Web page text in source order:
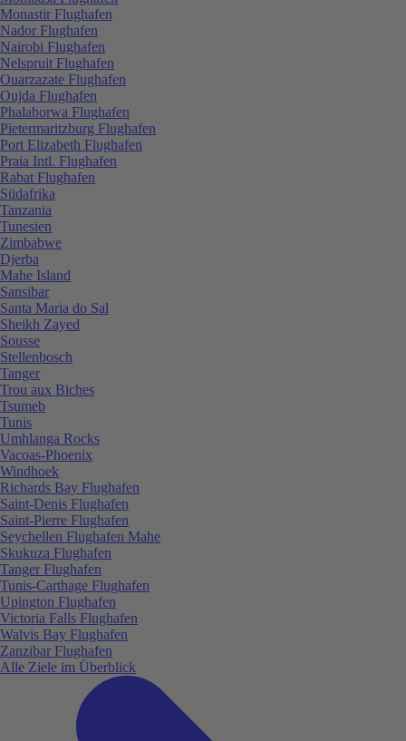
Monastir Flughafen
Nador Flughafen
Nairobi Flughafen
Nelspruit Flughafen
Ouarzazate Flughafen
Oujda Flughafen
Phalaborwa Flughafen
Pietermaritzburg Flughafen
Port Elizabeth Flughafen
Praia Intl. Flughafen
Rabat Flughafen
Südafrika
Tanzania
Tunesien
Zimbabwe
Djerba
Mahe Island
Sansibar
Santa Maria do Sal
Sheikh Zayed
Sousse
Stellenbosch
Tanger
Trou aux Biches
Tsumeb
Tunis
Umhlanga Rocks
Vacoas-Phoenix
Windhoek
Richards Bay Flughafen
Saint-Denis Flughafen
Saint-Pierre Flughafen
Seychellen Flughafen Mahe
Skukuza Flughafen
Tanger Flughafen
Tunis-Carthage Flughafen
Upington Flughafen
Victoria Falls Flughafen
Walvis Bay Flughafen
Zanzibar Flughafen
Alle Ziele im Überblick